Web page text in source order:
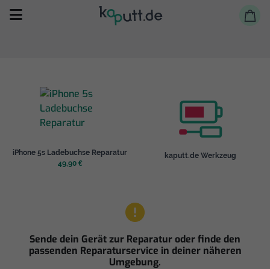
Selbst reparieren
Reparieren lassen
iPhone 5s Ladebuchse Reparatur
49,90 €
kaputt.de Werkzeug
Sende dein Gerät zur Reparatur oder finde den
passenden Reparaturservice in deiner näheren
Umgebung.